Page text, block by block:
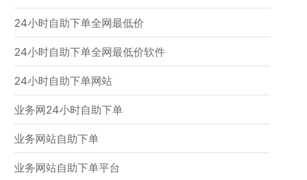
24小时自助下单全网最低价
24小时自助下单全网最低价软件
24小时自助下单网站
业务网24小时自助下单
业务网站自助下单
业务网站自助下单平台